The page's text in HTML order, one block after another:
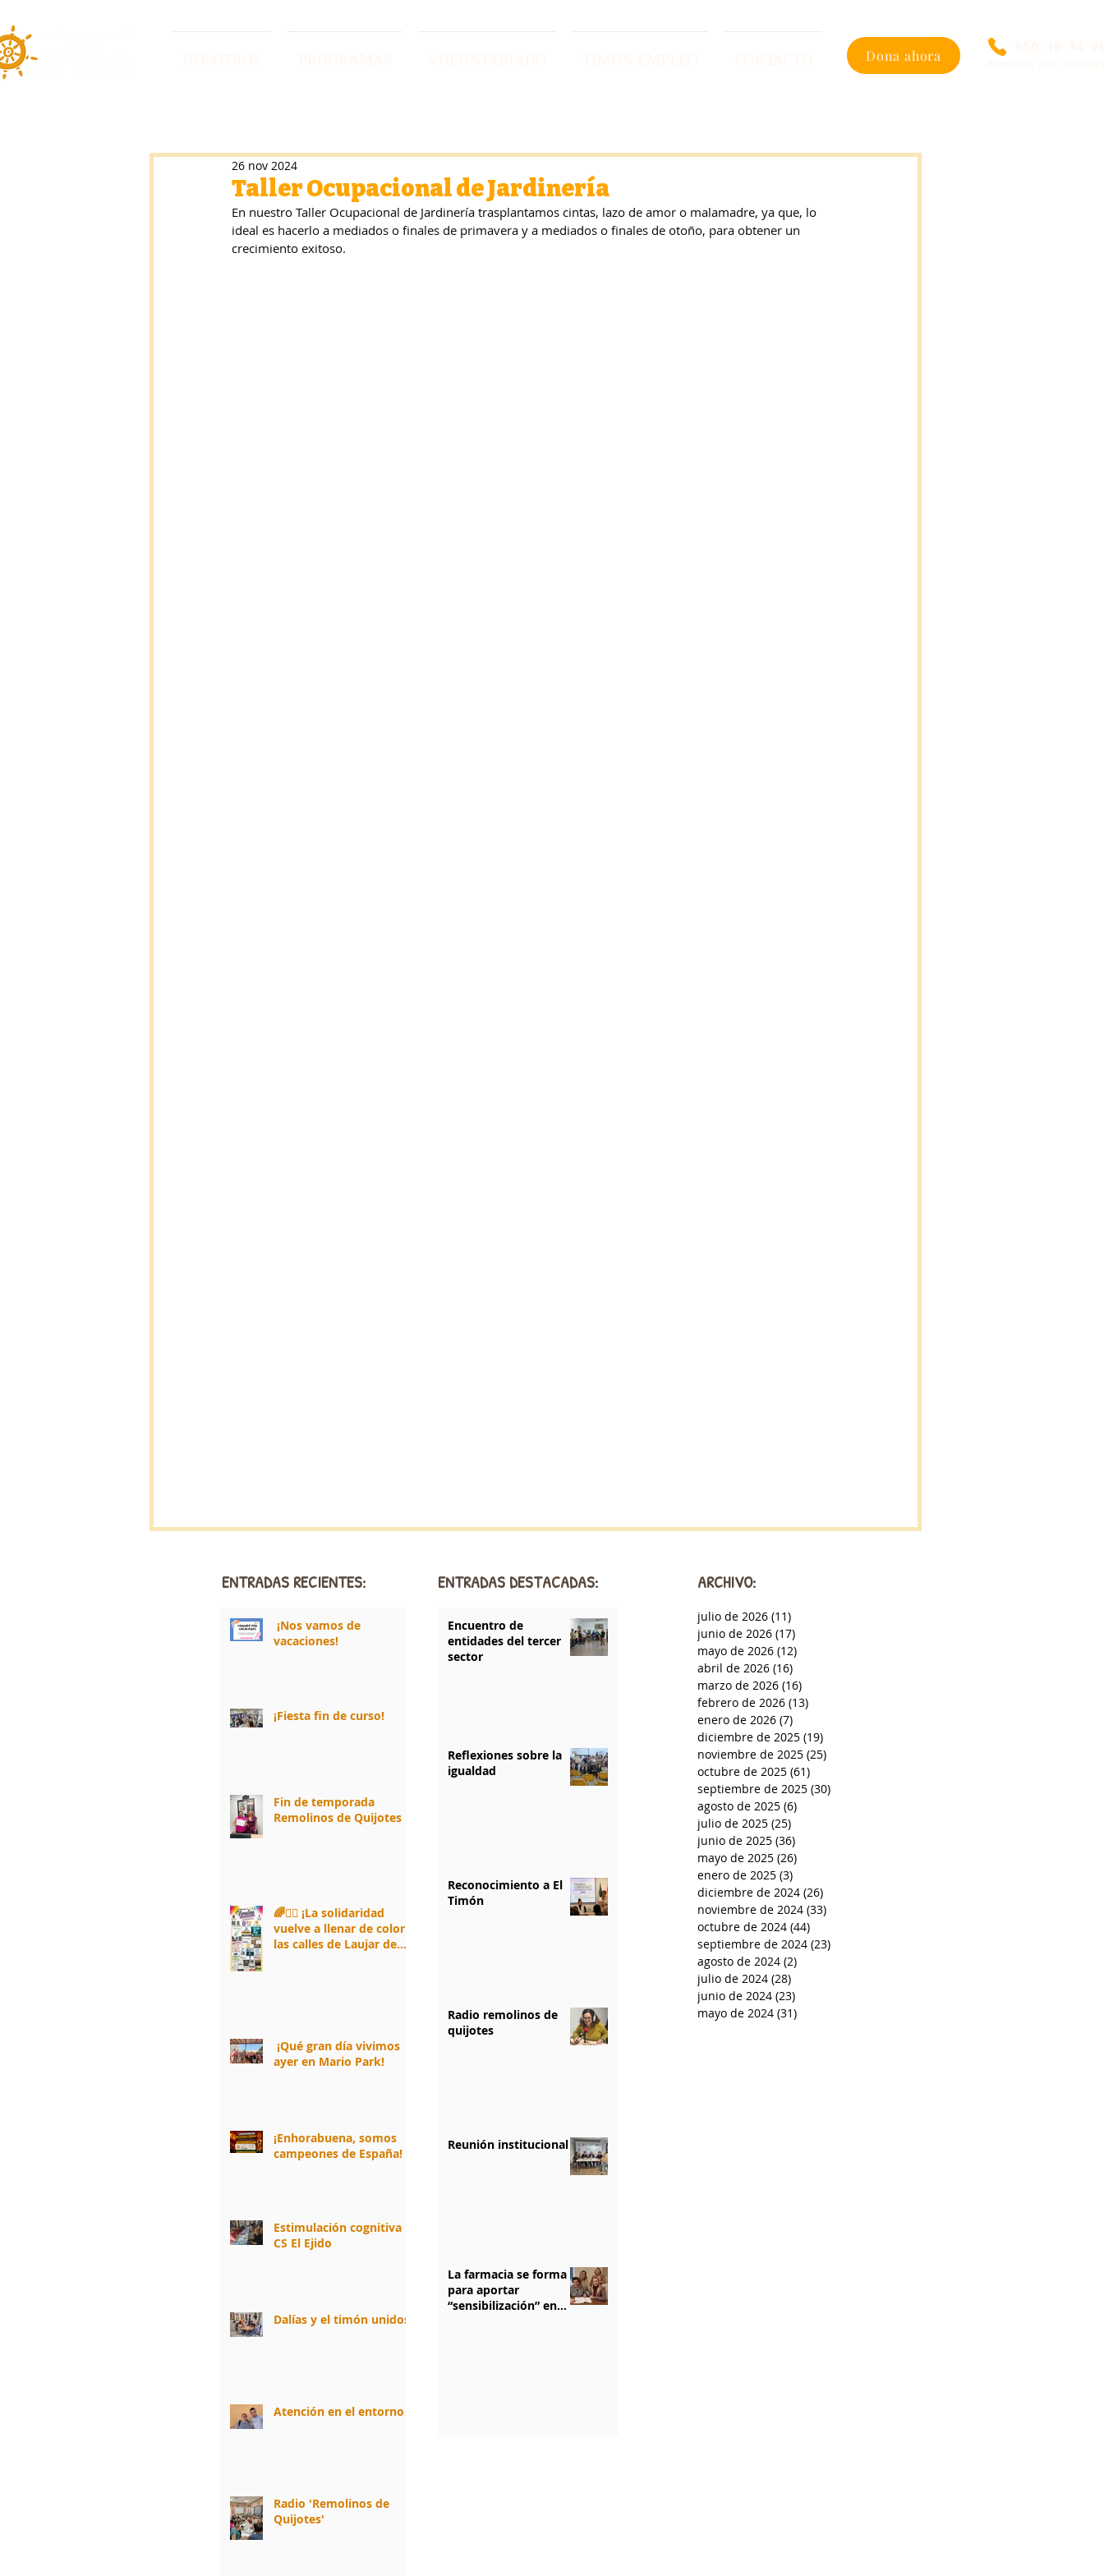
Dona ahora
Taller Ocupacional de Jardinería
26 nov 2024
En nuestro Taller Ocupacional de Jardinería trasplantamos cintas, lazo de amor o malamadre, ya que, lo
ideal es hacerlo a mediados o finales de primavera y a mediados o finales de otoño, para obtener un
crecimiento exitoso.
ENTRADAS RECIENTES:
¡Nos vamos de
vacaciones!
¡Fiesta fin de curso!
Fin de temporada
Remolinos de Quijotes
🌈🏃‍♀️ ¡La solidaridad
vuelve a llenar de color
las calles de Laujar de
¡Qué gran día vivimos
ayer en Mario Park!
¡Enhorabuena, somos
campeones de España!
Estimulación cognitiva :
CS El Ejido
Dalías y el timón unidos.
Atención en el entorno
Radio 'Remolinos de
Quijotes'
ENTRADAS DESTACADAS:
Encuentro de
entidades del tercer
sector
Reflexiones sobre la
igualdad
Reconocimiento a El
Timón
Radio remolinos de
quijotes
Reunión institucional
La farmacia se forma
para aportar
“sensibilización” en
ARCHIVO:
julio de 2026 (11)
junio de 2026 (17)
mayo de 2026 (12)
abril de 2026 (16)
marzo de 2026 (16)
febrero de 2026 (13)
enero de 2026 (7)
diciembre de 2025 (19)
noviembre de 2025 (25)
octubre de 2025 (61)
septiembre de 2025 (30)
agosto de 2025 (6)
julio de 2025 (25)
junio de 2025 (36)
mayo de 2025 (26)
enero de 2025 (3)
diciembre de 2024 (26)
noviembre de 2024 (33)
octubre de 2024 (44)
septiembre de 2024 (23)
agosto de 2024 (2)
julio de 2024 (28)
junio de 2024 (23)
mayo de 2024 (31)